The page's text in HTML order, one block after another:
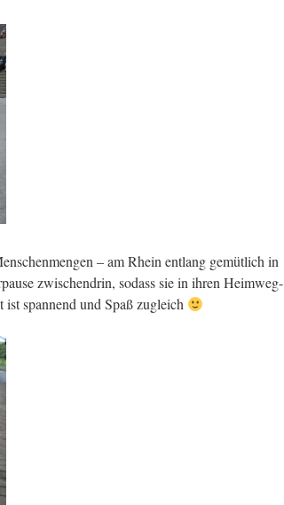
– am Rhein entlang gemütlich in
zwischendrin, sodass sie in ihren Heimweg-
spannend und Spaß zugleich